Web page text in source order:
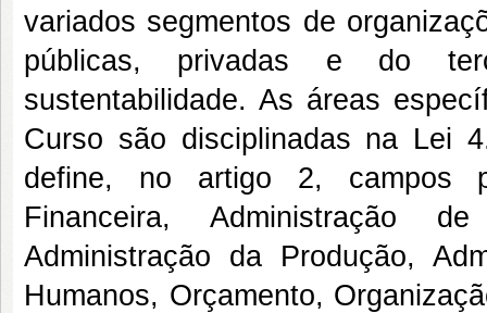
variados segmentos de
públicas, privadas e do
sustentabilidade. As áreas
Curso são disciplinadas na Lei
define, no artigo 2, campos
Financeira, Administração
Administração da Produção,
Humanos, Orçamento,